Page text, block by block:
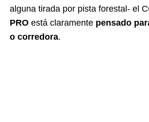
alguna tirada por pista forestal- el
PRO está claramente pensado
o corredora.